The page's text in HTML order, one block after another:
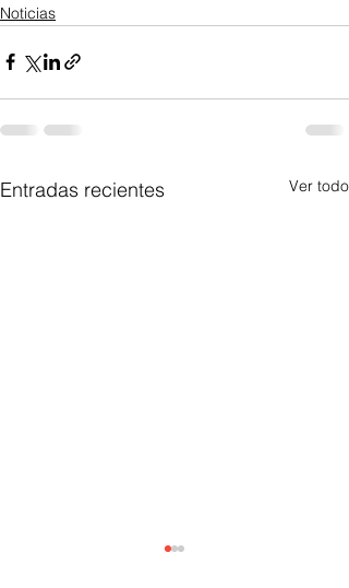
Noticias
Entradas recientes Ver todo